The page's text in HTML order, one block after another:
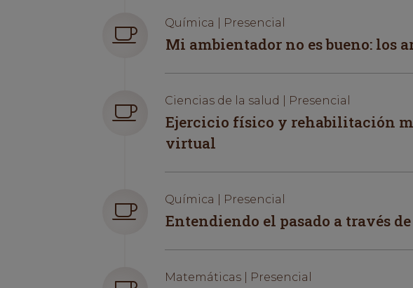
Química | Presencial
Mi ambientador no es bueno: los
Ciencias de la salud | Presencial
Ejercicio físico y rehabilitación
virtual
Química | Presencial
Entendiendo el pasado a través
Matemáticas | Presencial